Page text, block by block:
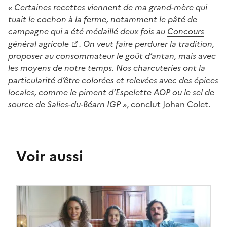
« Certaines recettes viennent de ma grand-mère qui
tuait le cochon à la ferme, notamment le pâté de
campagne qui a été médaillé deux fois au Concours
général agricole
. On veut faire perdurer la tradition,
proposer au consommateur le goût d’antan, mais avec
les moyens de notre temps. Nos charcuteries ont la
particularité d’être colorées et relevées avec des épices
locales, comme le piment d’Espelette AOP ou le sel de
source de Salies-du-Béarn IGP », conclut Johan Colet.
Voir aussi